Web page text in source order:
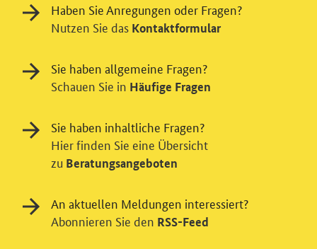
Einwilligung in Tracking und / oder
Videodienst
Haben Sie Anregungen oder Fragen?
Nutzen Sie das Kontaktformular
Sie haben allgemeine Fragen?
Schauen Sie in Häufige Fragen
Sie haben inhaltliche Fragen?
Hier finden Sie eine Übersicht
zu Beratungsangeboten
An aktuellen Meldungen interessiert?
Abonnieren Sie den RSS-Feed